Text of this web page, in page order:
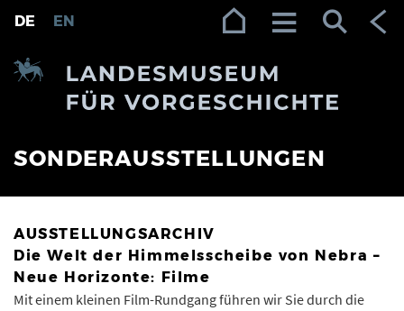
Zur Navigation (Enter)
Zum Inhalt (Enter)
Zum Footer (Enter)
SONDERAUSSTELLUNGEN
DE EN
AUSSTELLUNGSARCHIV
Die Welt der Himmelsscheibe von Nebra –
Neue Horizonte: Filme
Mit einem kleinen Film-Rundgang führen wir Sie durch die